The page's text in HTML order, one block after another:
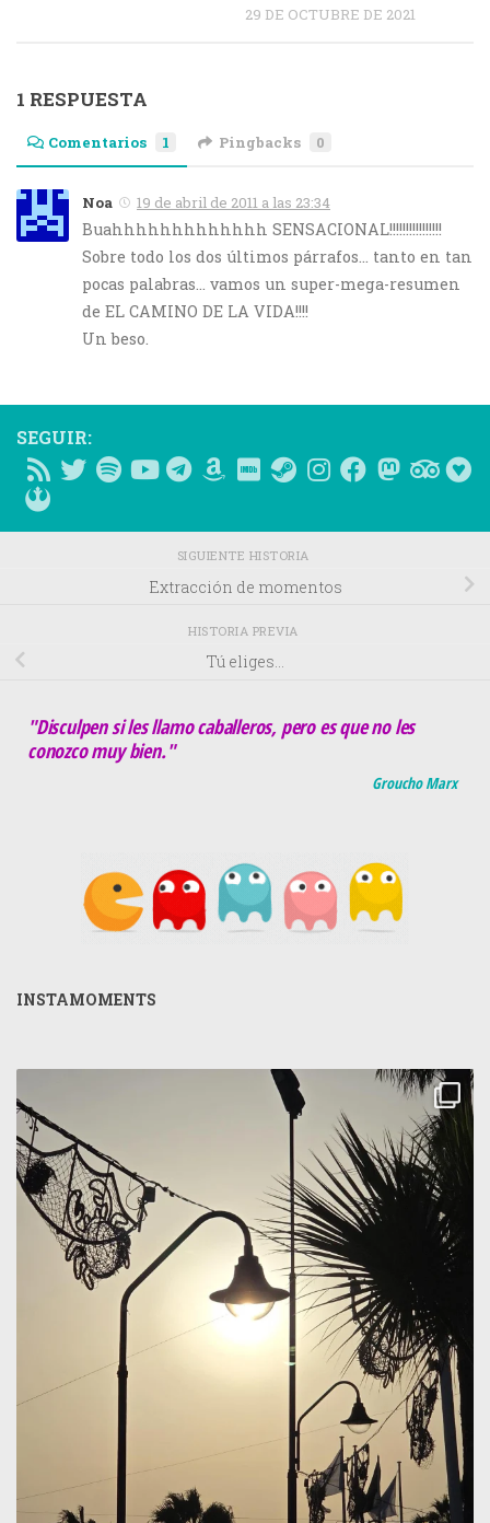
29 DE OCTUBRE DE 2021
1 RESPUESTA
Comentarios 1 Pingbacks 0
Noa 19 de abril de 2011 a las 23:34
Buahhhhhhhhhhhhh SENSACIONAL!!!!!!!!!!!!!!!!
Sobre todo los dos últimos párrafos… tanto en tan
pocas palabras… vamos un super-mega-resumen
de EL CAMINO DE LA VIDA!!!!
Un beso.
SEGUIR:
SIGUIENTE HISTORIA
Extracción de momentos
HISTORIA PREVIA
Tú eliges…
"Disculpen si les llamo caballeros, pero es que no les
conozco muy bien."
Groucho Marx
INSTAMOMENTS